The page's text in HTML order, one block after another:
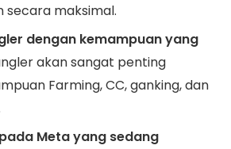
secara maksimal.
dengan kemampuan yang
akan sangat penting
Farming, CC, ganking, dan
Meta yang sedang